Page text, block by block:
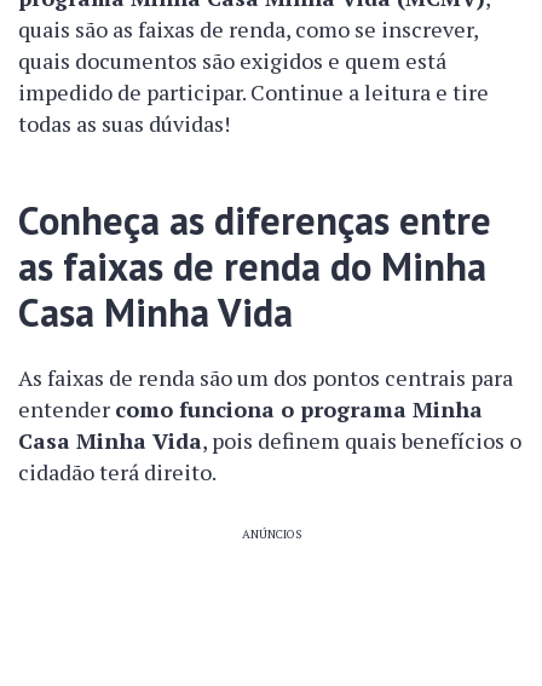
quais são as faixas de renda, como se inscrever,
quais documentos são exigidos e quem está
impedido de participar. Continue a leitura e tire
todas as suas dúvidas!
Conheça as diferenças entre
as faixas de renda do Minha
Casa Minha Vida
As faixas de renda são um dos pontos centrais para
entender como funciona o programa Minha
Casa Minha Vida, pois definem quais benefícios o
cidadão terá direito.
ANÚNCIOS